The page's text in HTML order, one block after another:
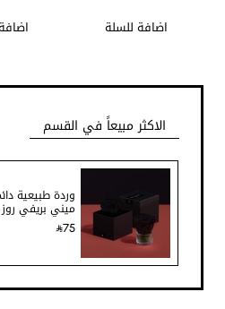
اضافة للسلة
الاكثر مبيعاً في القسم
وردة طبيعية
ميني بريفي روز PRU4
75